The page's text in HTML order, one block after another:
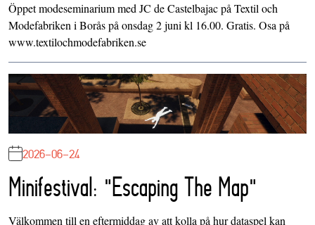
Öppet modeseminarium med JC de Castelbajac på Textil och
Modefabriken i Borås på onsdag 2 juni kl 16.00. Gratis. Osa på
www.textilochmodefabriken.se
2026-06-24
Minifestival: "Escaping The Map"
Välkommen till en eftermiddag av att kolla på hur dataspel kan